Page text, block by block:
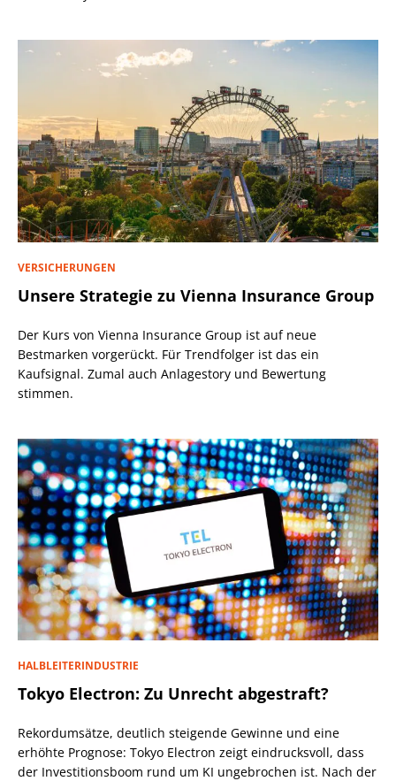
VERSICHERUNGEN
Unsere Strategie zu Vienna Insurance Group
Der Kurs von Vienna Insurance Group ist auf neue
Bestmarken vorgerückt. Für Trendfolger ist das ein
Kaufsignal. Zumal auch Anlagestory und Bewertung
stimmen.
HALBLEITERINDUSTRIE
Tokyo Electron: Zu Unrecht abgestraft?
Rekordumsätze, deutlich steigende Gewinne und eine
erhöhte Prognose: Tokyo Electron zeigt eindrucksvoll, dass
der Investitionsboom rund um KI ungebrochen ist. Nach der